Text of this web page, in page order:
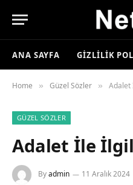
ANA SAYFA GIZLILIK
Home » Güzel Sözler » Adalet
GÜZEL SÖZLER
Adalet İle
Byadmin 11 Aralık 2024